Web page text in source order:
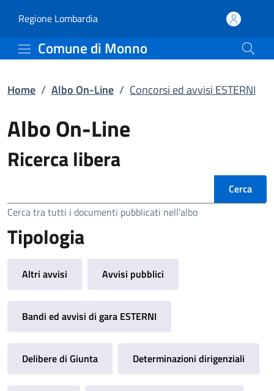
Concorsi ed avvisi
Regione Lombardia(apre in un'altra scheda).
Comune di Monno
Home / Albo On-Line / Concorsi ed avvisi ESTERNI
Albo On-Line
Ricerca libera
Cerca tra tutti i documenti pubblicati nell’albo
Tipologia
Altri avvisi Avvisi pubblici
Bandi ed avvisi di gara ESTERNI
Delibere di Giunta Determinazioni dirigenziali